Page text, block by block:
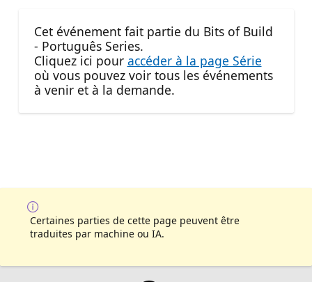
Cet événement fait partie du Bits of Build
- Português Series.
Cliquez ici pour accéder à la page Série
où vous pouvez voir tous les événements
à venir et à la demande.
Certaines parties de cette page peuvent être
traduites par machine ou IA.